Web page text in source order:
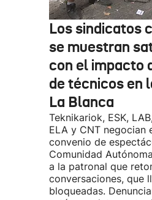
Los sindicatos
se muestran
con el impacto
de técnicos en
La Blanca
Teknikariok, ESK,
ELA y CNT negocian
convenio de
Comunidad
a la patronal que
conversaciones, que
bloqueadas.